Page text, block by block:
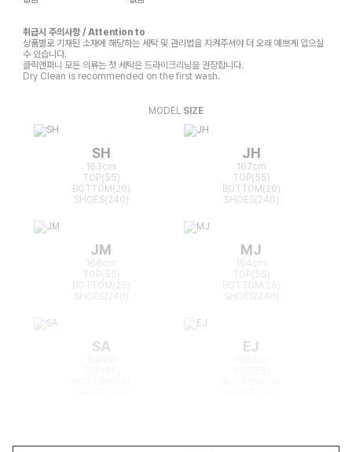
취급시 주의사항 / Attention to
상품별로 기재된 소재에 해당하는 세탁 및 관리법을 지켜주셔야 더 오래 예쁘게 입으실
수 있습니다.
클릭앤퍼니 모든 의류는 첫 세탁은 드라이크리닝을 권장합니다.
Dry Clean is recommended on the first wash.
MODEL SIZE
SH
163cm
TOP(55)
BOTTOM(26)
SHOES(240)
JH
167cm
TOP(55)
BOTTOM(26)
SHOES(240)
JM
166cm
TOP(55)
BOTTOM(25)
MJ
164cm
TOP(55)
BOTTOM(26)
SA EJ